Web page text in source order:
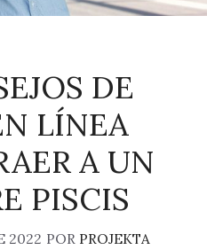
DE
LÍNEA
A UN
PISCIS
2022 POR PROJEKTA